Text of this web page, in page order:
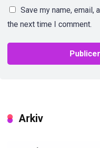
Save my name,
the next time I comment.
Arkiv